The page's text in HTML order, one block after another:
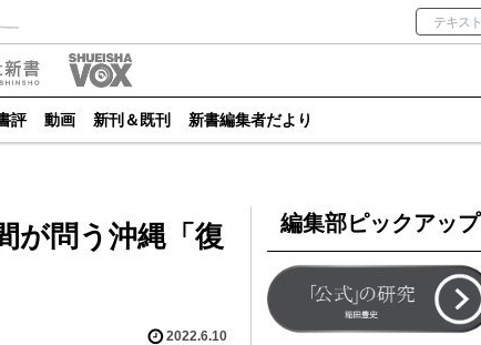
評 動画 新刊＆既刊 新書編集者だより
が問う沖縄「復
2022.6.10
編集部ピックアップ